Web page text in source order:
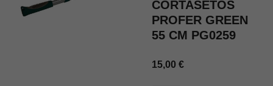
CORTASETOS
PROFER GREEN
55 CM PG0259
15,00 €